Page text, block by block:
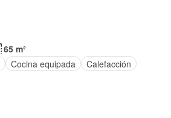
65 m²
Cocina equipada Calefacción